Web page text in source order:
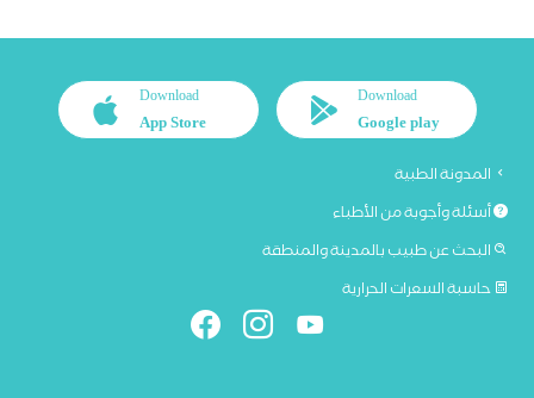
Download
Google play
Download
App Store
المدونة الطبية
أسئلة وأجوبة من الأطباء
البحث عن طبيب بالمدينة والمنطقة
حاسبة السعرات الحرارية